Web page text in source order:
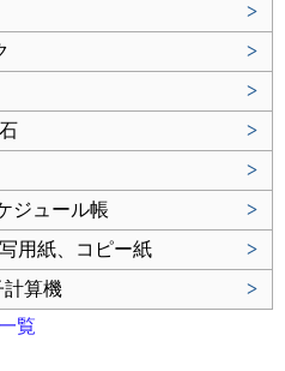
>
>
>
>
>
ジュール帳
>
用紙、コピー紙
>
算機
>
覧